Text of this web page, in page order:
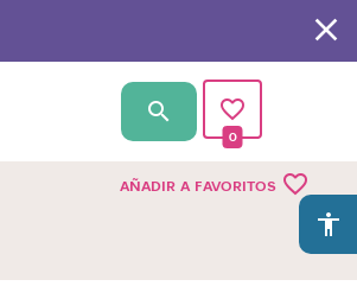
0
AÑADIR A FAVORITOS favorite_border
accessibility